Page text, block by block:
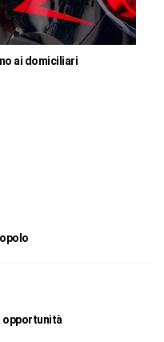
ai domiciliari
opportunità